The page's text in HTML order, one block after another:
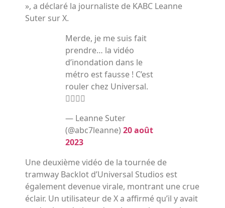
», a déclaré la journaliste de KABC Leanne
Suter sur X.
Merde, je me suis fait
prendre… la vidéo
d’inondation dans le
métro est fausse ! C’est
rouler chez Universal.
🤦‍♀️🤦‍♀️
— Leanne Suter
(@abc7leanne) 20 août
2023
Une deuxième vidéo de la tournée de
tramway Backlot d’Universal Studios est
également devenue virale, montrant une crue
éclair. Un utilisateur de X a affirmé qu’il y avait